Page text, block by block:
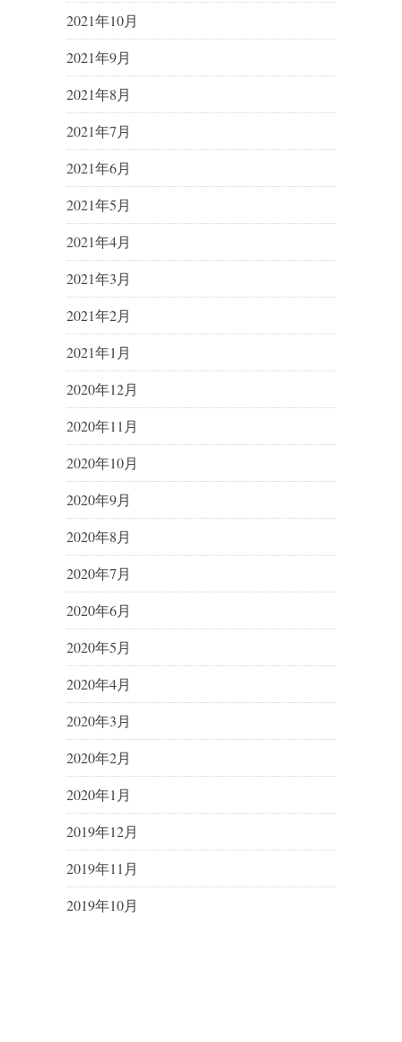
2021年10月
2021年9月
2021年8月
2021年7月
2021年6月
2021年5月
2021年4月
2021年3月
2021年2月
2021年1月
2020年12月
2020年11月
2020年10月
2020年9月
2020年8月
2020年7月
2020年6月
2020年5月
2020年4月
2020年3月
2020年2月
2020年1月
2019年12月
2019年11月
2019年10月